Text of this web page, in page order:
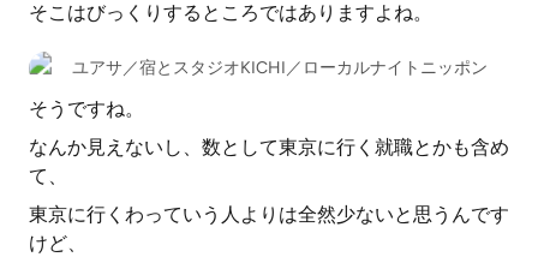
そこはびっくりするところではありますよね。
ユアサ／宿とスタジオKICHI／ローカルナイトニッポン
そうですね。
なんか見えないし、数として東京に行く就職とかも含め
て、
東京に行くわっていう人よりは全然少ないと思うんです
けど、